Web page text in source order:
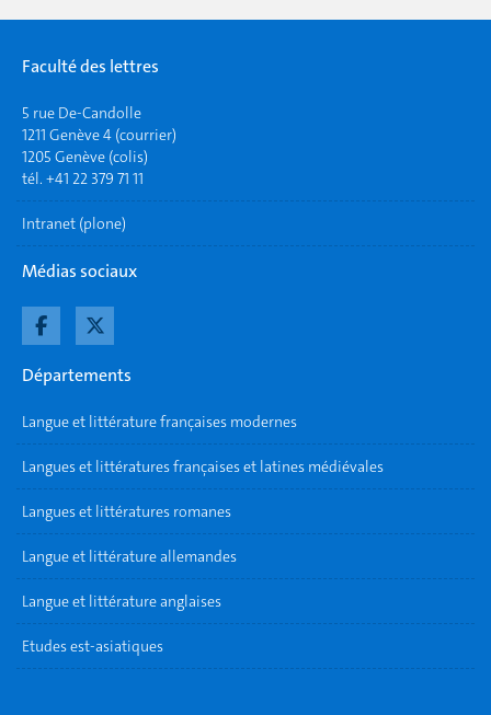
Faculté des lettres
5 rue De-Candolle
1211 Genève 4 (courrier)
1205 Genève (colis)
tél. +41 22 379 71 11
Intranet (plone)
Médias sociaux
Départements
Langue et littérature françaises modernes
Langues et littératures françaises et latines médiévales
Langues et littératures romanes
Langue et littérature allemandes
Langue et littérature anglaises
Etudes est-asiatiques